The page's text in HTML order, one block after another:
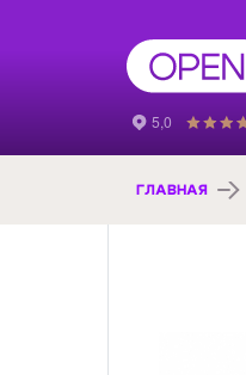
ГЛАВНАЯ